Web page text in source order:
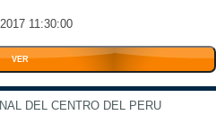
11:30:00
VER
DEL CENTRO DEL PERU